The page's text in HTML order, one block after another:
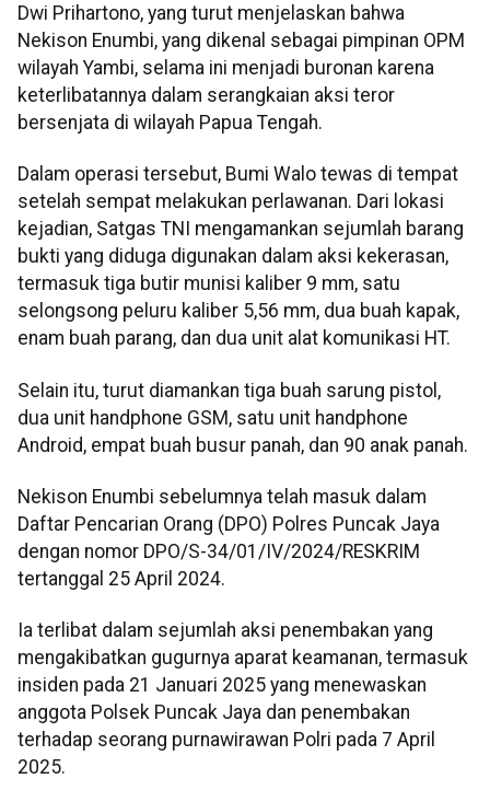
Dwi Prihartono, yang turut menjelaskan bahwa
Nekison Enumbi, yang dikenal sebagai pimpinan OPM
wilayah Yambi, selama ini menjadi buronan karena
keterlibatannya dalam serangkaian aksi teror
bersenjata di wilayah Papua Tengah.
Dalam operasi tersebut, Bumi Walo tewas di tempat
setelah sempat melakukan perlawanan. Dari lokasi
kejadian, Satgas TNI mengamankan sejumlah barang
bukti yang diduga digunakan dalam aksi kekerasan,
termasuk tiga butir munisi kaliber 9 mm, satu
selongsong peluru kaliber 5,56 mm, dua buah kapak,
enam buah parang, dan dua unit alat komunikasi HT.
Selain itu, turut diamankan tiga buah sarung pistol,
dua unit handphone GSM, satu unit handphone
Android, empat buah busur panah, dan 90 anak panah.
Nekison Enumbi sebelumnya telah masuk dalam
Daftar Pencarian Orang (DPO) Polres Puncak Jaya
dengan nomor DPO/S-34/01/IV/2024/RESKRIM
tertanggal 25 April 2024.
Ia terlibat dalam sejumlah aksi penembakan yang
mengakibatkan gugurnya aparat keamanan, termasuk
insiden pada 21 Januari 2025 yang menewaskan
anggota Polsek Puncak Jaya dan penembakan
terhadap seorang purnawirawan Polri pada 7 April
2025.